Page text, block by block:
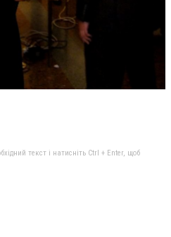
текст і натисніть Ctrl + Enter, щоб